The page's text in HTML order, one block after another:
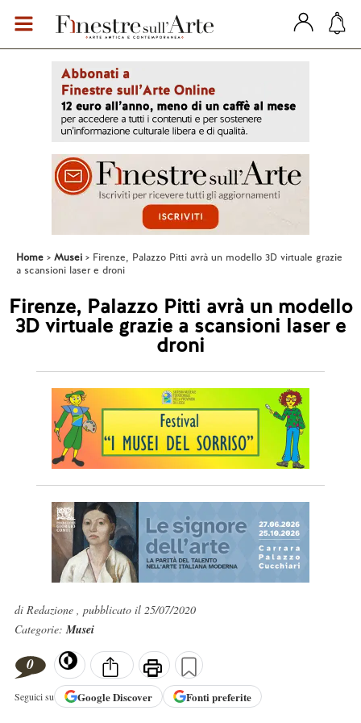
Home Musei
Firenze, Palazzo Pitti avrà un modello 3D virtuale grazie
a scansioni laser e droni
Firenze, Palazzo Pitti avrà un modello
3D virtuale grazie a scansioni laser e
droni
di Redazione , pubblicato il 25/07/2020
Categorie:Musei
0
Seguici su GoogleDiscover Fonti preferite